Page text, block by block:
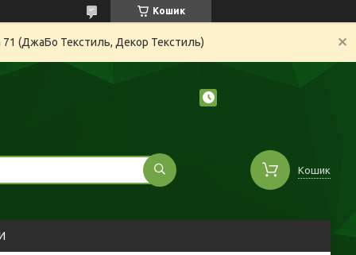
Кошик
71 (ДжаБо Текстиль, Декор Текстиль)
Кошик